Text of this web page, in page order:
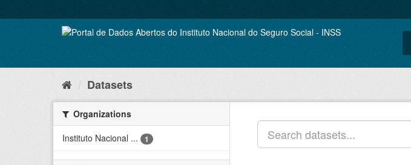
to
Datasets
Organizations
Instituto Nacional ...
1